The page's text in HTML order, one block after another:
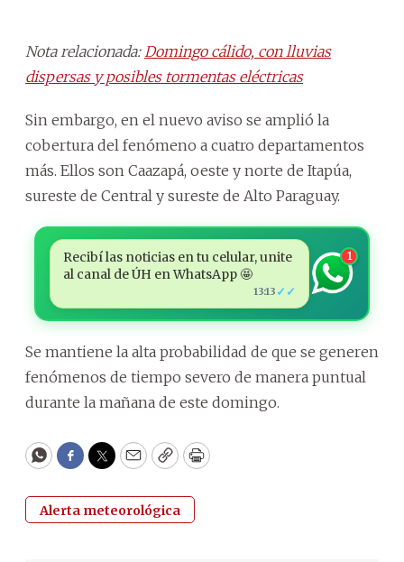
Nota relacionada: Domingo cálido, con lluvias
dispersas y posibles tormentas eléctricas
Sin embargo, en el nuevo aviso se amplió la
cobertura del fenómeno a cuatro departamentos
más. Ellos son Caazapá, oeste y norte de Itapúa,
sureste de Central y sureste de Alto Paraguay.
Recibí las noticias en tu celular, unite
al canal de ÚH en WhatsApp 🤩
13:13 ✓✓
1
Se mantiene la alta probabilidad de que se generen
fenómenos de tiempo severo de manera puntual
durante la mañana de este domingo.
WhatsApp
Facebook
Twitter
EmailCopyPrint
Alerta meteorológica